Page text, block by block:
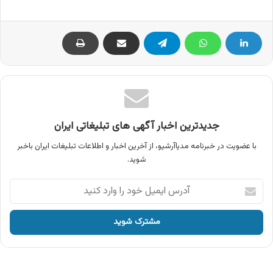
جدیدترین اخبار آگهی های تبلیغاتی ایران
با عضویت در خبرنامه مدیاآرشیو، از آخرین اخبار و اطلاعات تبلیغات ایران باخبر
شوید.
آدرس
ایمیل
خود
وارد
کنید